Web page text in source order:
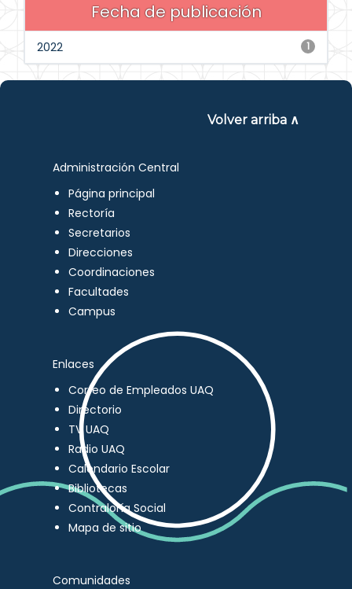
Fecha de publicación
1
2022
Volver arriba ∧
Administración Central
Página principal
Rectoría
Secretarios
Direcciones
Coordinaciones
Facultades
Campus
Enlaces
Correo de Empleados UAQ
Directorio
TV UAQ
Radio UAQ
Calendario Escolar
Bibliotecas
Contraloría Social
Mapa de sitio
Comunidades